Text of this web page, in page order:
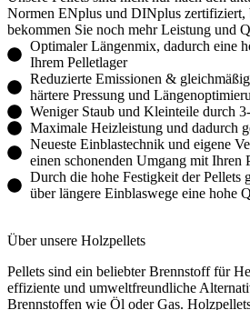
Normen ENplus und DINplus zertifiziert,
bekommen Sie noch mehr Leistung und
Optimaler Längenmix, dadurch eine
Ihrem Pelletlager
Reduzierte Emissionen &
härtere Pressung und
Weniger Staub und Kleinteile durch
Maximale Heizleistung und dadurch
Neueste Einblastechnik und eigene
einen schonenden Umgang mit Ihren
Durch die hohe Festigkeit der Pellets
über längere Einblaswege eine hohe
Über unsere Holzpellets
Pellets sind ein beliebter Brennstoff für
effiziente und umweltfreundliche
Brennstoffen wie Öl oder Gas.